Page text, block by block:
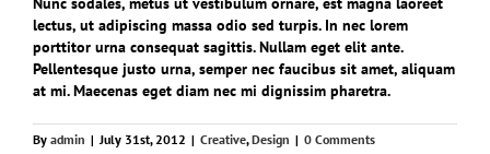
lectus, ut adipiscing massa odio sed turpis. In nec lorem
porttitor urna consequat sagittis. Nullam eget elit ante.
Pellentesque justo urna, semper nec faucibus sit amet, aliquam
at mi. Maecenas eget diam nec mi dignissim pharetra.
By admin | July 31st, 2012 | Creative,Design | 0 Comments